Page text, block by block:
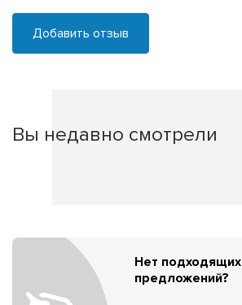
Добавить отзыв
Вы недавно смотрели
Нет подходящих
предложений?